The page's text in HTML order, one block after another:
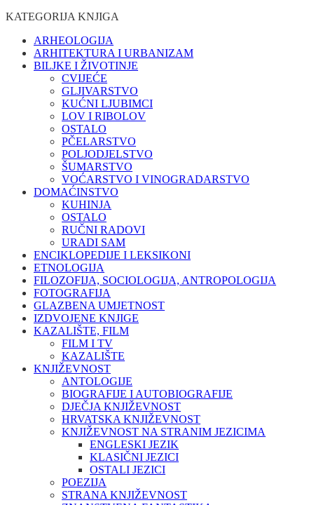
KATEGORIJA KNJIGA
ARHEOLOGIJA
ARHITEKTURA I URBANIZAM
BILJKE I ŽIVOTINJE
CVIJEĆE
GLJIVARSTVO
KUĆNI LJUBIMCI
LOV I RIBOLOV
OSTALO
PČELARSTVO
POLJODJELSTVO
ŠUMARSTVO
VOĆARSTVO I VINOGRADARSTVO
DOMAĆINSTVO
KUHINJA
OSTALO
RUČNI RADOVI
URADI SAM
ENCIKLOPEDIJE I LEKSIKONI
ETNOLOGIJA
FILOZOFIJA, SOCIOLOGIJA, ANTROPOLOGIJA
FOTOGRAFIJA
GLAZBENA UMJETNOST
IZDVOJENE KNJIGE
KAZALIŠTE, FILM
FILM I TV
KAZALIŠTE
KNJIŽEVNOST
ANTOLOGIJE
BIOGRAFIJE I AUTOBIOGRAFIJE
DJEČJA KNJIŽEVNOST
HRVATSKA KNJIŽEVNOST
KNJIŽEVNOST NA STRANIM JEZICIMA
ENGLESKI JEZIK
KLASIČNI JEZICI
OSTALI JEZICI
POEZIJA
STRANA KNJIŽEVNOST